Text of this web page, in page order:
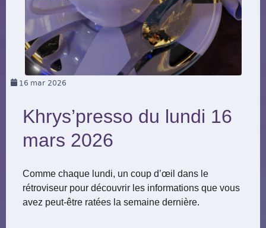
16 mar 2026
Khrys’presso du lundi 16
mars 2026
Comme chaque lundi, un coup d’œil dans le
rétroviseur pour découvrir les informations que vous
avez peut-être ratées la semaine dernière.